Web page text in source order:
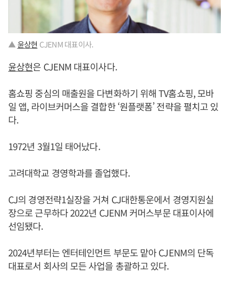
▲윤상현 CJENM 대표이사.
윤상현은 CJENM 대표이사다.
홈쇼핑 중심의 매출원을 다변화하기 위해 TV홈쇼핑, 모바
일 앱, 라이브커머스을 결합한 ‘원플랫폼’ 전략을 펼치고 있
다.
1972년 3월1일 태어났다.
고려대학교 경영학과를 졸업했다.
CJ의 경영전략1실장을 거쳐 CJ대한통운에서 경영지원실
장으로 근무하다 2022년 CJENM 커머스부문 대표이사에
선임됐다.
2024년부터는 엔터테인먼트 부문도 맡아 CJENM의 단독
대표로서 회사의 모든 사업을 총괄하고 있다.